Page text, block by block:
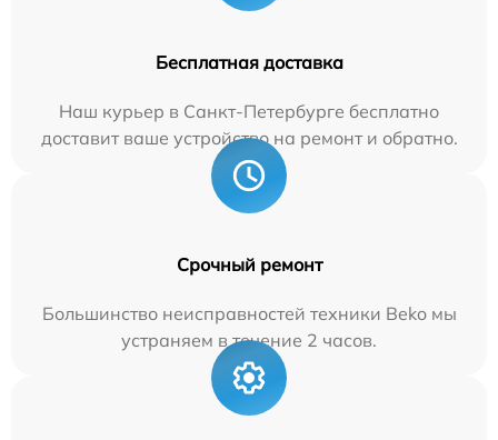
Бесплатная доставка
Наш курьер в Санкт-Петербурге бесплатно
доставит ваше устройство на ремонт и обратно.
Срочный ремонт
Большинство неисправностей техники Beko мы
устраняем в течение 2 часов.